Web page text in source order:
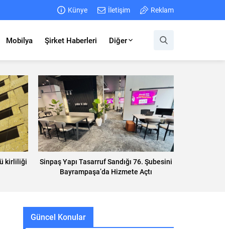
Künye İletişim Reklam
Mobilya Şirket Haberleri Diğer
kirliliği
Sinpaş Yapı Tasarruf Sandığı 76. Şubesini
Bayrampaşa’da Hizmete Açtı
Güncel Konular